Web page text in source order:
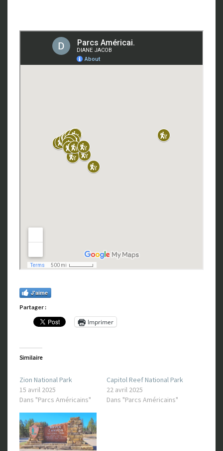
J'aime
Partager :
Imprimer
Similaire
Zion National Park
15 avril 2025
Dans "Parcs Américains"
Capitol Reef National Park
22 avril 2025
Dans "Parcs Américains"